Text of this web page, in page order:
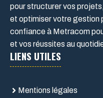
pour structurer vos
et optimiser votre gestion
confiance à Metracom
et vos réussites au
LIENS UTILES
Mentions légales